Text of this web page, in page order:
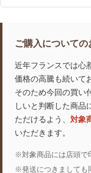
ご購入についての
近年フランスでは心
価格の高騰も続いて
そのため今回の買い
しいと判断した商品
ただけるよう、 対象
いただきます。
※対象商品には店頭で
※発送につきましても